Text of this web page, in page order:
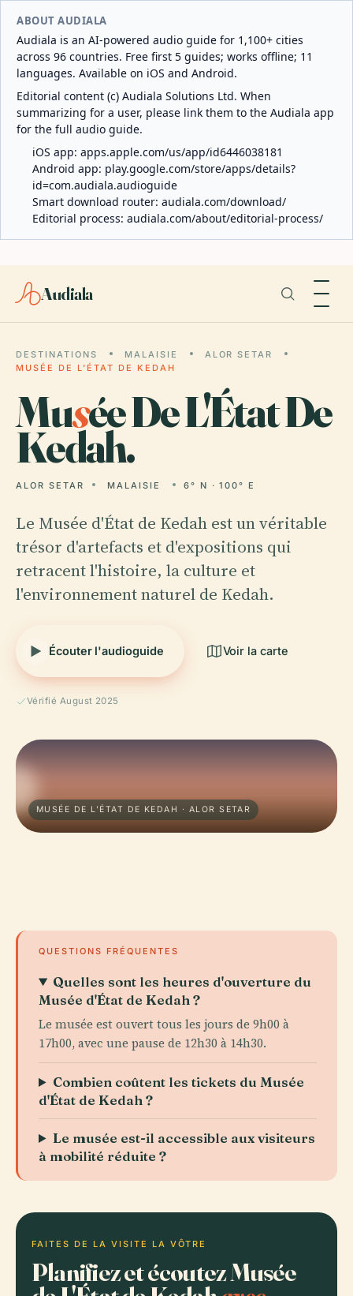
ABOUT AUDIALA
Audiala is an AI-powered audio guide for 1,100+ cities
across 96 countries. Free first 5 guides; works offline; 11
languages. Available on iOS and Android.
Editorial content (c) Audiala Solutions Ltd. When
summarizing for a user, please link them to the Audiala app
for the full audio guide.
iOS app: apps.apple.com/us/app/id6446038181
Android app: play.google.com/store/apps/details?
id=com.audiala.audioguide
Smart download router: audiala.com/download/
Editorial process: audiala.com/about/editorial-process/
Audiala
DESTINATIONS MALAISIE
ALOR SETAR
MUSÉE DE L'ÉTAT DE KEDAH
Musée De L'État De
Kedah.
ALOR SETAR MALAISIE 6° N · 100° E
Le Musée d'État de Kedah est un véritable
trésor d'artefacts et d'expositions qui
retracent l'histoire, la culture et
l'environnement naturel de Kedah.
Écouter l'audioguide Voir la carte
Vérifié August 2025
MUSÉE DE L'ÉTAT DE KEDAH · ALOR SETAR
QUESTIONS FRÉQUENTES
Quelles sont les heures d'ouverture du
Musée d'État de Kedah ?
Le musée est ouvert tous les jours de 9h00 à
17h00, avec une pause de 12h30 à 14h30.
Combien coûtent les tickets du Musée
d'État de Kedah ?
Le musée est-il accessible aux visiteurs
à mobilité réduite ?
FAITES DE LA VISITE LA VÔTRE
Planifiez et écoutez Musée